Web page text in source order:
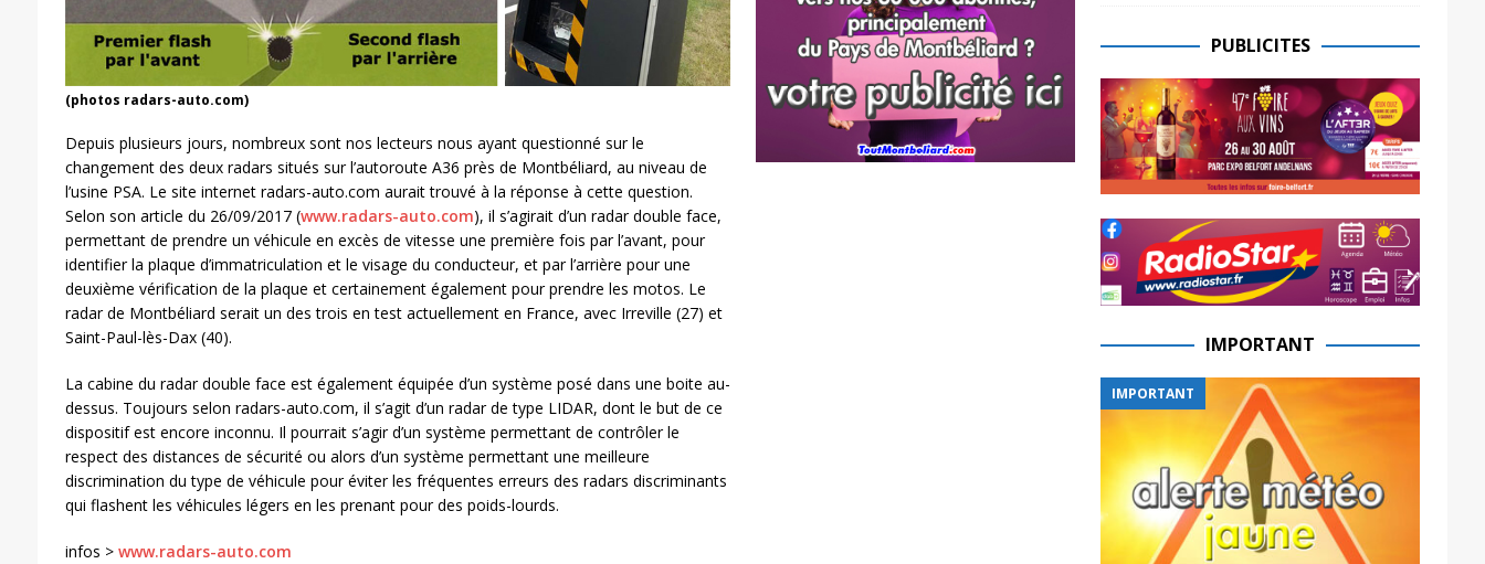
(photos radars-auto.com)
Depuis plusieurs jours, nombreux sont nos lecteurs nous ayant questionné sur le
changement des deux radars situés sur l’autoroute A36 près de Montbéliard, au niveau de
l’usine PSA. Le site internet radars-auto.com aurait trouvé à la réponse à cette question.
Selon son article du 26/09/2017 (www.radars-auto.com), il s’agirait d’un radar double face,
permettant de prendre un véhicule en excès de vitesse une première fois par l’avant, pour
identifier la plaque d’immatriculation et le visage du conducteur, et par l’arrière pour une
deuxième vérification de la plaque et certainement également pour prendre les motos. Le
radar de Montbéliard serait un des trois en test actuellement en France, avec Irreville (27) et
Saint-Paul-lès-Dax (40).
La cabine du radar double face est également équipée d’un système posé dans une boite au-
dessus. Toujours selon radars-auto.com, il s’agit d’un radar de type LIDAR, dont le but de ce
dispositif est encore inconnu. Il pourrait s’agir d’un système permettant de contrôler le
respect des distances de sécurité ou alors d’un système permettant une meilleure
discrimination du type de véhicule pour éviter les fréquentes erreurs des radars discriminants
qui flashent les véhicules légers en les prenant pour des poids-lourds.
infos > www.radars-auto.com
PUBLICITES
IMPORTANT
IMPORTANT